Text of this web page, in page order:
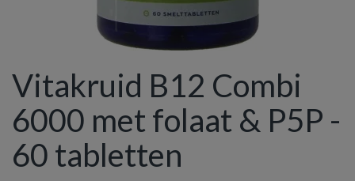
Vitakruid B12 Combi
6000 met folaat & P5P -
60 tabletten